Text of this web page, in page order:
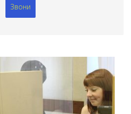
Звони